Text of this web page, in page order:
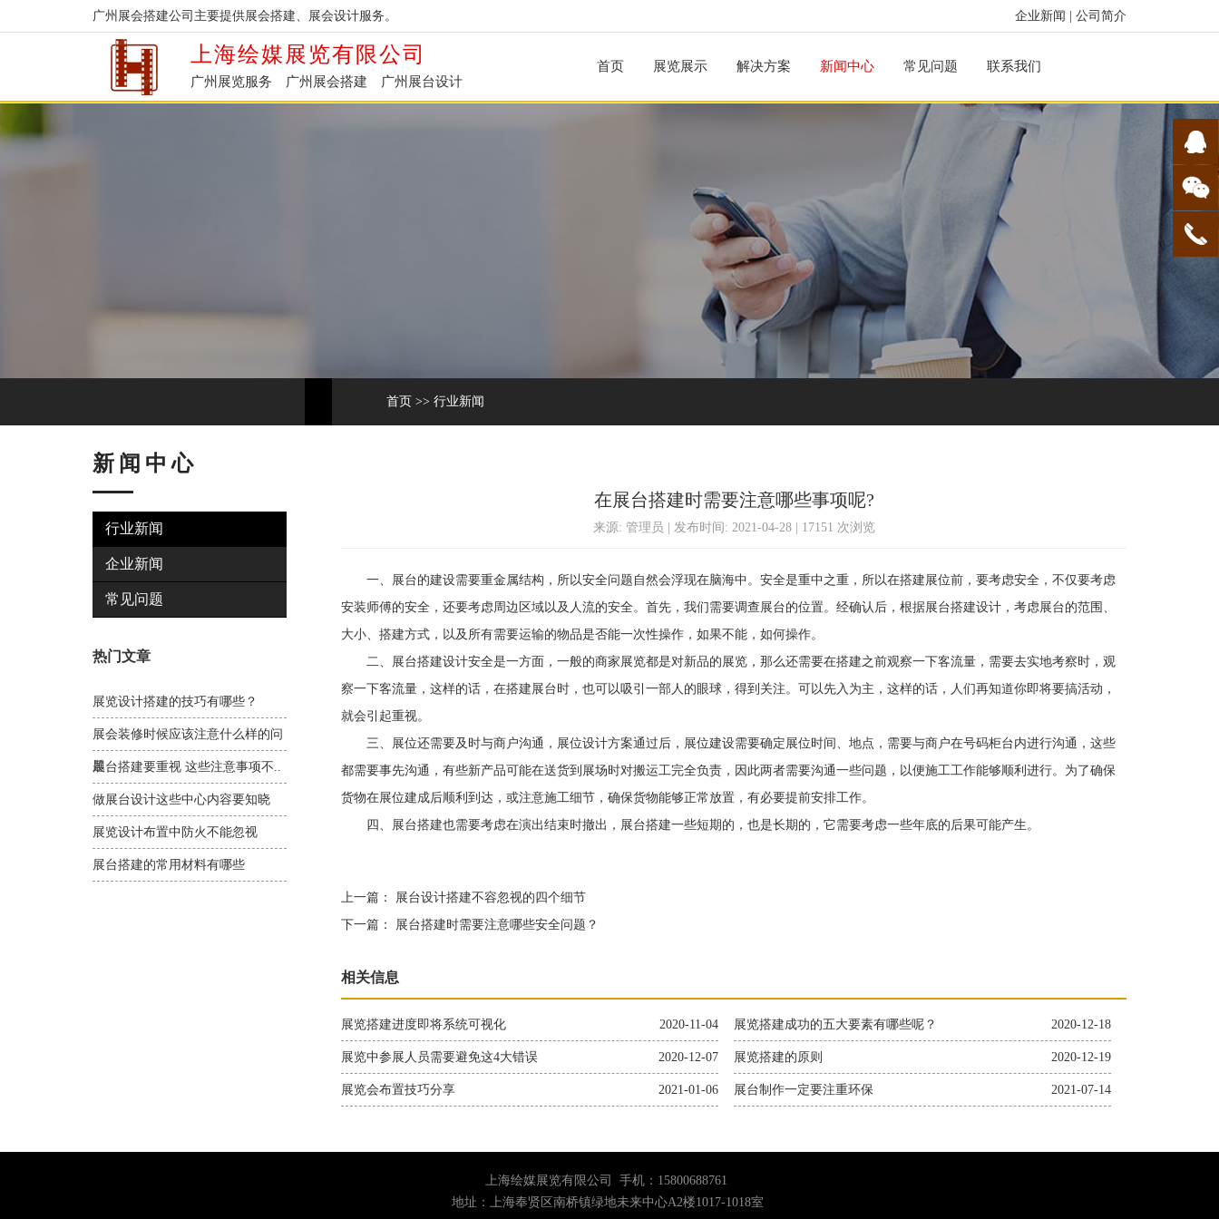
企业新闻 公司简介
广州展会搭建公司主要提供展会搭建、展会设计服务。
上海绘媒展览有限公司
广州展览服务 广州展会搭建 广州展台设计
首页 展览展示 解决方案 新闻中心 常见问题 联系我们
首页 >> 行业新闻
新闻中心
行业新闻
企业新闻
常见问题
热门文章
展览设计搭建的技巧有哪些？
展会装修时候应该注意什么样的问
题
展台搭建要重视 这些注意事项不..
做展台设计这些中心内容要知晓
展览设计布置中防火不能忽视
展台搭建的常用材料有哪些
在展台搭建时需要注意哪些事项呢?
来源: 管理员 | 发布时间: 2021-04-28 | 17151 次浏览
一、展台的建设需要重金属结构，所以安全问题自然会浮现在脑海中。安全是重中之重，所以在搭建展位前，要考虑安全，不仅要考虑
安装师傅的安全，还要考虑周边区域以及人流的安全。首先，我们需要调查展台的位置。经确认后，根据展台搭建设计，考虑展台的范围、
大小、搭建方式，以及所有需要运输的物品是否能一次性操作，如果不能，如何操作。
二、展台搭建设计安全是一方面，一般的商家展览都是对新品的展览，那么还需要在搭建之前观察一下客流量，需要去实地考察时，观
察一下客流量，这样的话，在搭建展台时，也可以吸引一部人的眼球，得到关注。可以先入为主，这样的话，人们再知道你即将要搞活动，
就会引起重视。
三、展位还需要及时与商户沟通，展位设计方案通过后，展位建设需要确定展位时间、地点，需要与商户在号码柜台内进行沟通，这些
都需要事先沟通，有些新产品可能在送货到展场时对搬运工完全负责，因此两者需要沟通一些问题，以便施工工作能够顺利进行。为了确保
货物在展位建成后顺利到达，或注意施工细节，确保货物能够正常放置，有必要提前安排工作。
四、展台搭建也需要考虑在演出结束时撤出，展台搭建一些短期的，也是长期的，它需要考虑一些年底的后果可能产生。
上一篇：
展台设计搭建不容忽视的四个细节
下一篇：
展台搭建时需要注意哪些安全问题？
相关信息
2020-11-04
展览搭建进度即将系统可视化 2020-12-18
展览搭建成功的五大要素有哪些呢？
2020-12-07
展览中参展人员需要避免这4大错误 2020-12-19
展览搭建的原则
2021-01-06
展览会布置技巧分享 2021-07-14
展台制作一定要注重环保
上海绘媒展览有限公司 手机：15800688761
地址：上海奉贤区南桥镇绿地未来中心A2楼1017-1018室